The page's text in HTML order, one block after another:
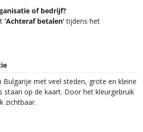
of bedrijf?
‘Achteraf betalen’tijdens het
Bulgarije met veel steden, grote en kleine
staan op de kaart. Door het kleurgebruik
zichtbaar.